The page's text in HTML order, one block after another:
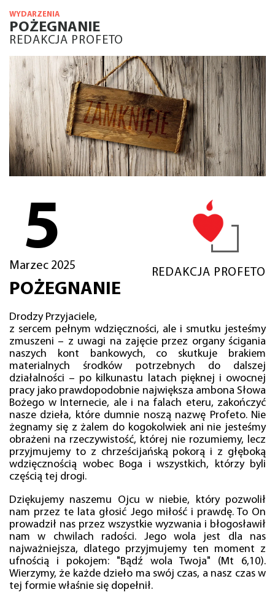
WYDARZENIA
POŻEGNANIE
REDAKCJA PROFETO
5
Marzec 2025
REDAKCJA PROFETO
POŻEGNANIE
Drodzy Przyjaciele,
z sercem pełnym wdzięczności, ale i smutku jesteśmy
zmuszeni – z uwagi na zajęcie przez organy ścigania
naszych kont bankowych, co skutkuje brakiem
materialnych środków potrzebnych do dalszej
działalności – po kilkunastu latach pięknej i owocnej
pracy jako prawdopodobnie największa ambona Słowa
Bożego w Internecie, ale i na falach eteru, zakończyć
nasze dzieła, które dumnie noszą nazwę Profeto. Nie
żegnamy się z żalem do kogokolwiek ani nie jesteśmy
obrażeni na rzeczywistość, której nie rozumiemy, lecz
przyjmujemy to z chrześcijańską pokorą i z głęboką
wdzięcznością wobec Boga i wszystkich, którzy byli
częścią tej drogi.
Dziękujemy naszemu Ojcu w niebie, który pozwolił
nam przez te lata głosić Jego miłość i prawdę. To On
prowadził nas przez wszystkie wyzwania i błogosławił
nam w chwilach radości. Jego wola jest dla nas
najważniejsza, dlatego przyjmujemy ten moment z
ufnością i pokojem: "Bądź wola Twoja" (Mt 6,10).
Wierzymy, że każde dzieło ma swój czas, a nasz czas w
tej formie właśnie się dopełnił.